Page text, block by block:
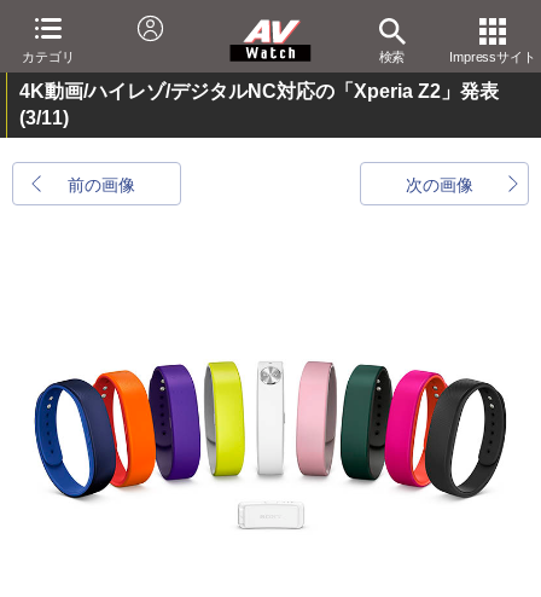
カテゴリ 検索 Impressサイト
4K動画/ハイレゾ/デジタルNC対応の「Xperia Z2」発表
(3/11)
前の画像 次の画像